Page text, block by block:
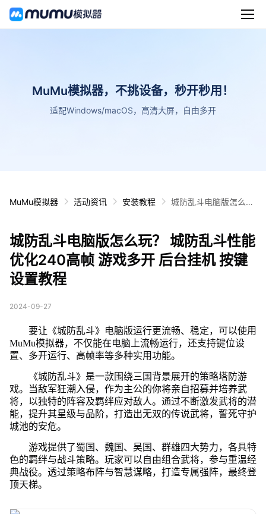
MuMu模拟器，不挑设备，秒开秒用！
适配Windows/macOS，高清大屏，自由多开
MuMu模拟器 活动资讯 安装教程
城防乱斗电脑版怎么
台挂机 按键设置教程
城防乱斗电脑版怎么玩？ 城防乱斗性能
优化240高帧 游戏多开 后台挂机 按键
设置教程
2024-09-27
要让《城防乱斗》电脑版运行更流畅、稳定，可以使用
MuMu模拟器，不仅能在电脑上流畅运行，还支持键位设
置、多开运行、高帧率等多种实用功能。
《城防乱斗》是一款围绕三国背景展开的策略塔防游
戏。当敌军狂潮入侵，作为主公的你将亲自招募并培养武
将，以独特的阵容及羁绊应对敌人。通过不断激发武将的潜
能，提升其星级与品阶，打造出无双的传说武将，誓死守护
城池的安危。
游戏提供了蜀国、魏国、吴国、群雄四大势力，各具特
色的羁绊与战斗策略。玩家可以自由组合武将，参与重温经
典战役。透过策略布阵与智慧谋略，打造专属强阵，最终登
顶天梯。